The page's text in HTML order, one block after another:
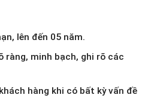
lên đến 05 năm.
ràng, minh bạch, ghi rõ các
hàng khi có bất kỳ vấn đề